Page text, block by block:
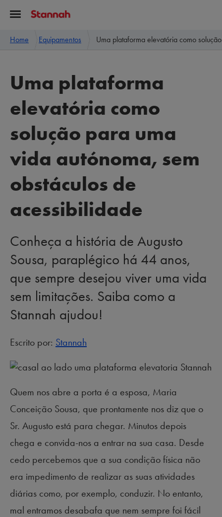
Home Equipamentos Uma plataforma elevatória como
Uma plataforma
elevatória como
solução para uma
vida autónoma, sem
obstáculos de
acessibilidade
Conheça a história de Augusto
Sousa, paraplégico há 44 anos,
que sempre desejou viver uma vida
sem limitações. Saiba como a
Stannah ajudou!
Escrito por: Stannah
Quem nos abre a porta é a esposa, Maria
Conceição Sousa, que prontamente nos diz que o
Sr. Augusto está para chegar. Minutos depois
chega e convida-nos a entrar na sua casa. Desde
cedo percebemos que a sua condição física não
era impedimento de realizar as suas atividades
diárias como, por exemplo, conduzir. No entanto,
mal entramos desabafa que nem sempre foi fácil